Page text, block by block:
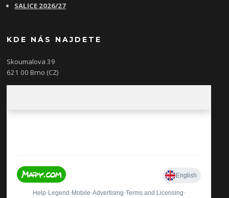
SALICE 2026/27
KDE NÁS NAJDETE
Skoumalova 39
621 00 Brno (CZ)